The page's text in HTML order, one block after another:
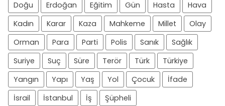
Doğu
Erdoğan Eğitim Gün Hasta
Hava
Kadın
Karar Kaza Mahkeme Millet
Olay
Orman
Para Parti Polis Sanık
Sağlık
Suriye
Suç Süre Terör Türk
Türkiye
Yangın
Yapı Yaş Yol Çocuk
İfade
İsrail
İstanbul İş Şüpheli